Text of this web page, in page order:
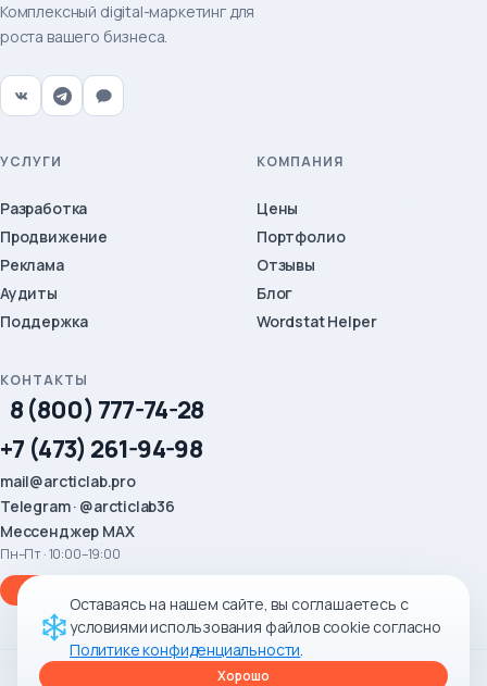
Комплексный digital-маркетинг для
роста вашего бизнеса.
УСЛУГИ
Разработка
Продвижение
Реклама
Аудиты
Поддержка
КОМПАНИЯ
Цены
Портфолио
Отзывы
Блог
Wordstat Helper
КОНТАКТЫ
8 (800) 777-74-28
+7 (473) 261-94-98
mail@arcticlab.pro
Telegram · @arcticlab36
Мессенджер MAX
Пн–Пт · 10:00–19:00
Заказать звонок
Оставаясь на нашем сайте, вы соглашаетесь с
условиями использования файлов cookie согласно
Политике конфиденциальности.
Хорошо